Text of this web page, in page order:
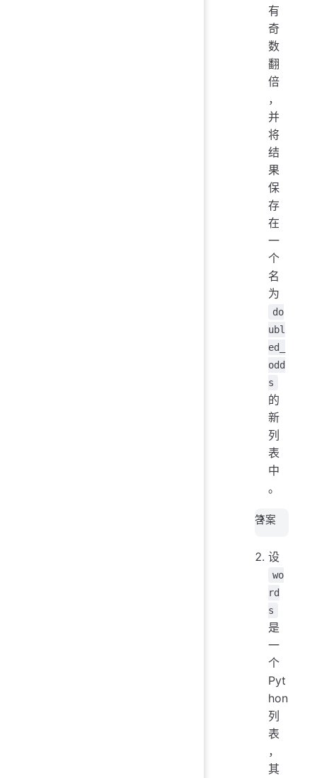
有
奇
数
翻
倍
，
并
将
结
果
保
存
在
一
个
名
为
do
ubl
ed_
odd
s
的
新
列
表
中
。
答案
设
wo
rd
s
是
一
个
Pyt
hon
列
表
，
其